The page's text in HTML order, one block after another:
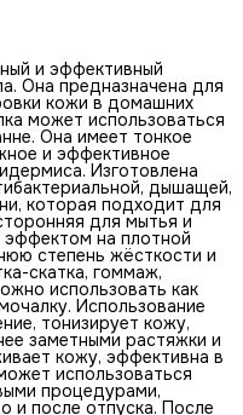
и эффективный
Она предназначена для
кожи в домашних
может использоваться
Она имеет тонкое
и эффективное
Изготовлена
дышащей,
которая подходит для
для мытья и
на плотной
степень жёсткости и
скатка, гоммаж,
использовать как
Использование
тонизирует кожу,
заметными растяжки и
кожу, эффективна в
использоваться
процедурами,
и после отпуска. После